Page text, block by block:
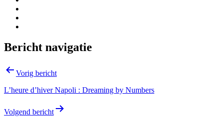
Bericht navigatie
Vorig bericht
L’heure d’hiver Napoli : Dreaming by Numbers
Volgend bericht